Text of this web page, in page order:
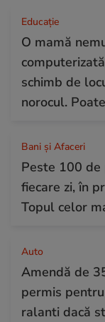
Educație
O mamă
schimb de
norocul.
Bani și Afaceri
Peste 100 de
fiecare zi, în
Topul celor
Auto
Amendă de
permis
ralanti dacă